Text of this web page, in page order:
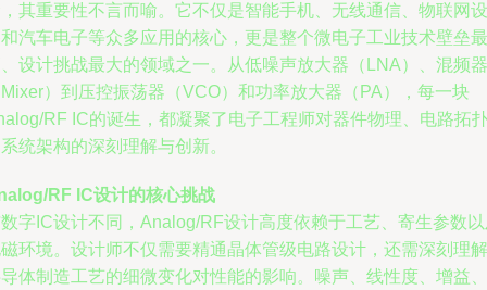
其重要性不言而喻。它不仅是智能手机、无线通信、物联网设
汽车电子等众多应用的核心，更是整个微电子工业技术壁垒最
设计挑战最大的领域之一。从低噪声放大器（LNA）、混频器
）到压控振荡器（VCO）和功率放大器（PA），每一块
RF IC的诞生，都凝聚了电子工程师对器件物理、电路拓
统架构的深刻理解与创新。
RF IC设计的核心挑战
字IC设计不同，Analog/RF设计高度依赖于工艺、寄生参数
环境。设计师不仅需要精通晶体管级电路设计，还需深刻理解
体制造工艺的细微变化对性能的影响。噪声、线性度、增益、